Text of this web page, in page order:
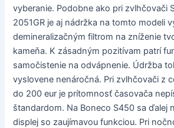
vyberanie. Podobne ako pri zvlhčovači
2051GR je aj nádržka na tomto modeli
demineralizačným filtrom na zníženie
kameňa. K zásadným pozitívam patrí
samočistenie na odvápnenie. Údržba
vyslovene nenáročná. Pri zvlhčovači z
do 200 eur je prítomnosť časovača
štandardom. Na Boneco S450 sa ďalej
displej so zaujímavou funkciou. Pri